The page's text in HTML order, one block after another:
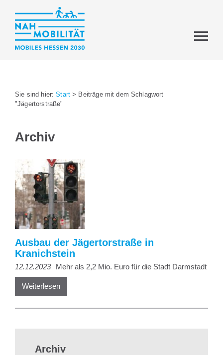
Sie sind hier:Start > Beiträge mit dem Schlagwort
"Jägertorstraße"
Archiv
Ausbau der Jägertorstraße in
Kranichstein
12.12.2023 Mehr als 2,2 Mio. Euro für die Stadt Darmstadt
Weiterlesen
Archiv